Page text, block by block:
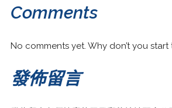
Comments
No comments yet. Why don’t you start
發佈留言